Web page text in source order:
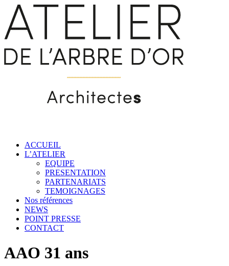
ACCUEIL
L’ATELIER
EQUIPE
PRESENTATION
PARTENARIATS
TEMOIGNAGES
Nos références
NEWS
POINT PRESSE
CONTACT
AAO 31 ans